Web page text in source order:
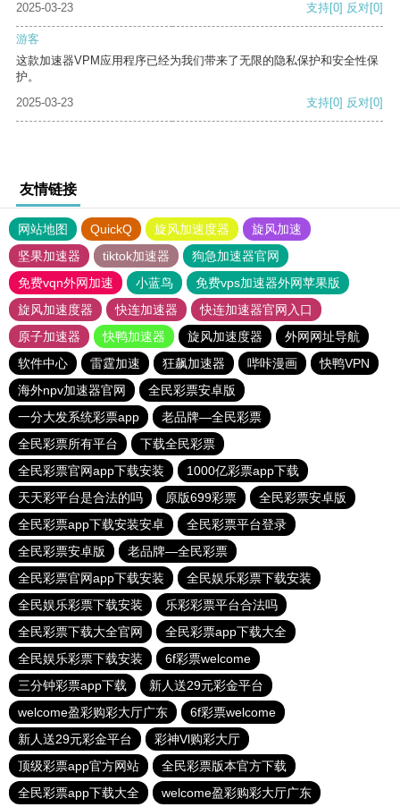
2025-03-23
支持[0] 反对[0]
游客
这款加速器VPM应用程序已经为我们带来了无限的隐私保护和安全性保
护。
2025-03-23
支持[0] 反对[0]
友情链接
网站地图 QuickQ 旋风加速度器
旋风加速
坚果加速器
tiktok加速器
狗急加速器官网
免费vqn外网加速
小蓝鸟
免费vps加速器外网苹果版
旋风加速度器
快连加速器
快连加速器官网入口
原子加速器
快鸭加速器 旋风加速度器
外网网址导航
软件中心
雷霆加速 狂飙加速器 哔咔漫画
快鸭VPN
海外npv加速器官网
全民彩票安卓版
一分大发系统彩票app
老品牌—全民彩票
全民彩票所有平台
下载全民彩票
全民彩票官网app下载安装
1000亿彩票app下载
天天彩平台是合法的吗
原版699彩票
全民彩票安卓版
全民彩票app下载安装安卓
全民彩票平台登录
全民彩票安卓版
老品牌—全民彩票
全民彩票官网app下载安装
全民娱乐彩票下载安装
全民娱乐彩票下载安装
乐彩彩票平台合法吗
全民彩票下载大全官网
全民彩票app下载大全
全民娱乐彩票下载安装
6f彩票welcome
三分钟彩票app下载
新人送29元彩金平台
welcome盈彩购彩大厅广东
6f彩票welcome
新人送29元彩金平台
彩神Vl购彩大厅
顶级彩票app官方网站
全民彩票版本官方下载
全民彩票app下载大全
welcome盈彩购彩大厅广东